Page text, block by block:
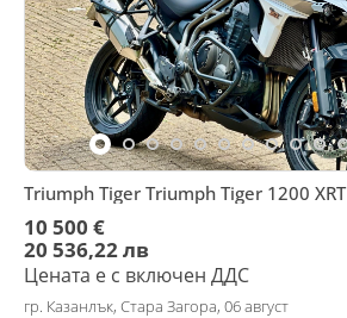
Triumph Tiger Triumph Tiger 1200 XRT
10 500 €
20 536,22 лв
Цената е с включен ДДС
гр. Казанлък, Стара Загора, 06 август